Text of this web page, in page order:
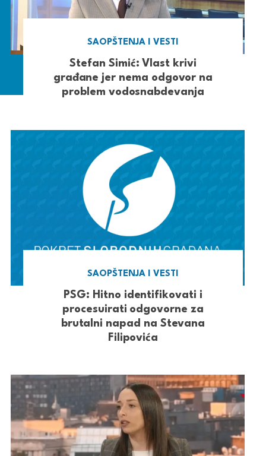
SAOPŠTENJA I VESTI
Stefan Simić: Vlast krivi
građane jer nema odgovor na
problem vodosnabdevanja
SAOPŠTENJA I VESTI
PSG: Hitno identifikovati i
procesuirati odgovorne za
brutalni napad na Stevana
Filipovića